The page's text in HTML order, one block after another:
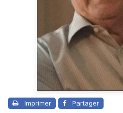
Imprimer Partager